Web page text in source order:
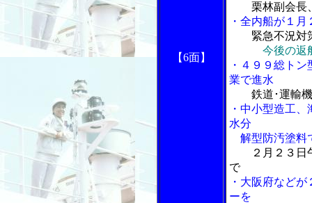
【6面】
栗林副会長、
・全内船が１
緊急不況対
今後の返
・４９９総ト
業で進水
鉄道･運輸
・中小型造工
水分
解型防汚塗料
２月２３
で
・大阪府など
ーを